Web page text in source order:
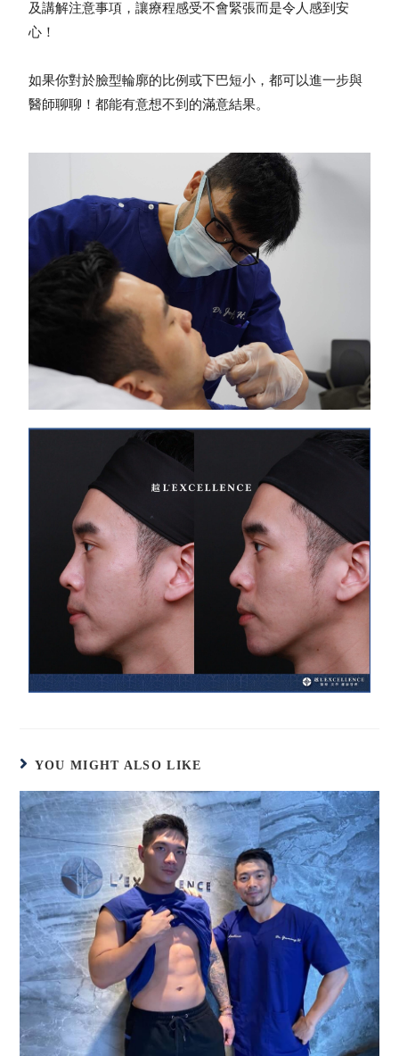
及講解注意事項，讓療程感受不會緊張而是令人感到安
心！
如果你對於臉型輪廓的比例或下巴短小，都可以進一步與
醫師聊聊！都能有意想不到的滿意結果。
YOU MIGHT ALSO LIKE